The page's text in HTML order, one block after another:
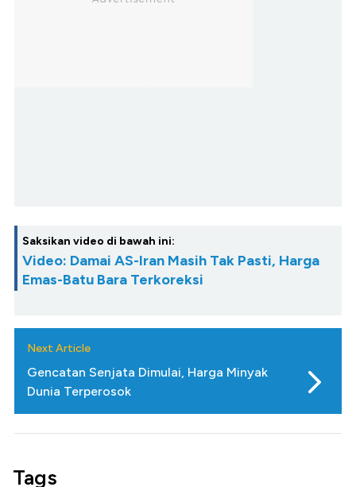
Saksikan video di bawah ini:
Video: Damai AS-Iran Masih Tak Pasti, Harga
Emas-Batu Bara Terkoreksi
Next Article
Gencatan Senjata Dimulai, Harga Minyak
Dunia Terperosok
Tags